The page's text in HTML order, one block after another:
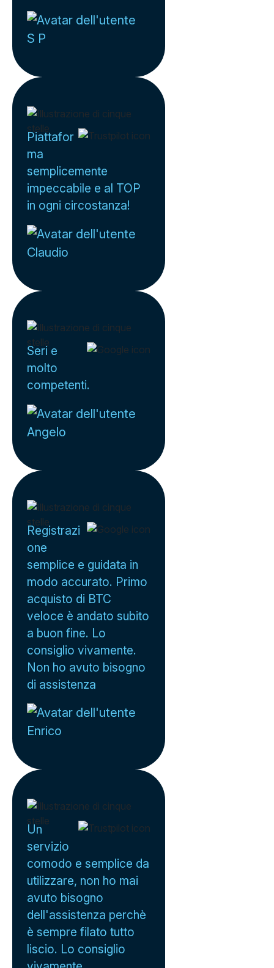
S P
Piattafor
ma
semplicemente
impeccabile e al TOP
in ogni circostanza!
Claudio
Seri e
molto
competenti.
Angelo
Registrazi
one
semplice e guidata in
modo accurato. Primo
acquisto di BTC
veloce è andato subito
a buon fine. Lo
consiglio vivamente.
Non ho avuto bisogno
di assistenza
Enrico
Un
servizio
comodo e semplice da
utilizzare, non ho mai
avuto bisogno
dell'assistenza perchè
è sempre filato tutto
liscio. Lo consiglio